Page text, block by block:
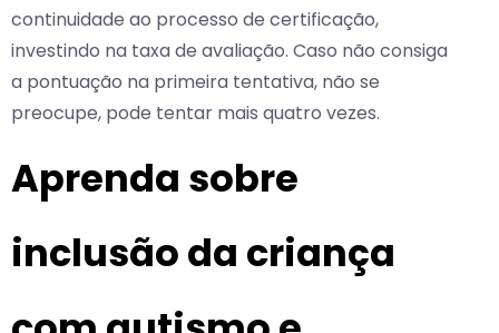
continuidade ao processo de certificação,
investindo na taxa de avaliação. Caso não consiga
a pontuação na primeira tentativa, não se
preocupe, pode tentar mais quatro vezes.
Aprenda sobre
inclusão da criança